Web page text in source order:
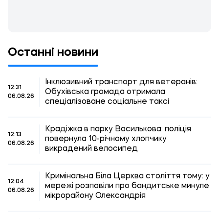
Останні новини
12:31
06.08.26
Інклюзивний транспорт для ветеранів:
Обухівська громада отримала
спеціалізоване соціальне таксі
12:13
06.08.26
Крадіжка в парку Василькова: поліція
повернула 10-річному хлопчику
викрадений велосипед
12:04
06.08.26
Кримінальна Біла Церква століття тому: у
мережі розповіли про бандитське минуле
мікрорайону Олександрія